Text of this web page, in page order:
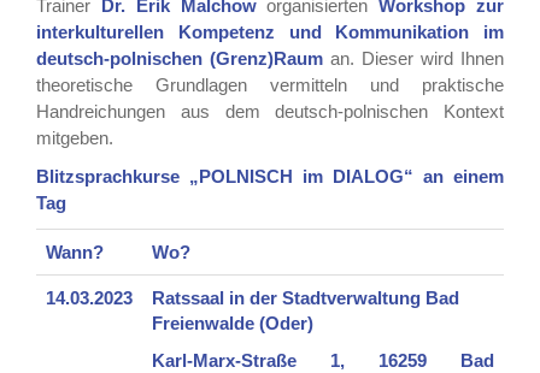
Trainer Dr. Erik MalchoworganisiertenWorkshop zur
interkulturellen Kompetenz und Kommunikation im
deutsch-polnischen (Grenz)Raum an. Dieser wird Ihnen
theoretische Grundlagen vermitteln und praktische
Handreichungen aus dem deutsch-polnischen Kontext
mitgeben.
Blitzsprachkurse „POLNISCH im DIALOG“ an einem
Tag
Wann? Wo?
14.03.2023
Ratssaal in der Stadtverwaltung Bad
Freienwalde (Oder)
Karl-Marx-Straße 1, 16259 Bad